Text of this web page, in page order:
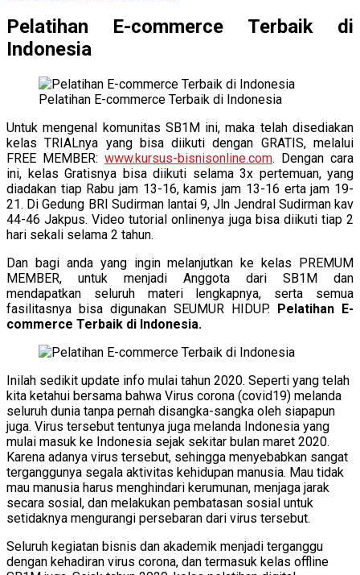
Pelatihan E-commerce Terbaik di
Indonesia
Pelatihan E-commerce Terbaik di Indonesia
Untuk mengenal komunitas SB1M ini, maka telah disediakan
kelas TRIALnya yang bisa diikuti dengan GRATIS, melalui
FREE MEMBER: www.kursus-bisnisonline.com. Dengan cara
ini, kelas Gratisnya bisa diikuti selama 3x pertemuan, yang
diadakan tiap Rabu jam 13-16, kamis jam 13-16 erta jam 19-
21. Di Gedung BRI Sudirman lantai 9, Jln Jendral Sudirman kav
44-46 Jakpus. Video tutorial onlinenya juga bisa diikuti tiap 2
hari sekali selama 2 tahun.
Dan bagi anda yang ingin melanjutkan ke kelas PREMUM
MEMBER, untuk menjadi Anggota dari SB1M dan
mendapatkan seluruh materi lengkapnya, serta semua
fasilitasnya bisa digunakan SEUMUR HIDUP. Pelatihan E-
commerce Terbaik di Indonesia.
Inilah sedikit update info mulai tahun 2020. Seperti yang telah
kita ketahui bersama bahwa Virus corona (covid19) melanda
seluruh dunia tanpa pernah disangka-sangka oleh siapapun
juga. Virus tersebut tentunya juga melanda Indonesia yang
mulai masuk ke Indonesia sejak sekitar bulan maret 2020.
Karena adanya virus tersebut, sehingga menyebabkan sangat
terganggunya segala aktivitas kehidupan manusia. Mau tidak
mau manusia harus menghindari kerumunan, menjaga jarak
secara sosial, dan melakukan pembatasan sosial untuk
setidaknya mengurangi persebaran dari virus tersebut.
Seluruh kegiatan bisnis dan akademik menjadi terganggu
dengan kehadiran virus corona, dan termasuk kelas offline